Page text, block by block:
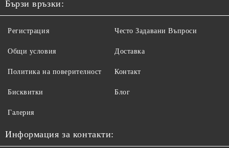
Бързи връзки:
Регистрация
Общи условия
Политика на поверителност
Бисквитки
Често Задавани Въпроси
Доставка
Контакт
Блог
Галерия
Информация за контакти: